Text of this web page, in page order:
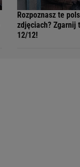
Rozpoznasz te
zdjęciach? Zgarnij
12/12!